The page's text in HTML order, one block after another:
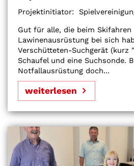
Projektinitiator:
Gut für alle, die beim Skifahren
Lawinenausrüstung bei sich
Verschütteten-Suchgerät (kurz
Schaufel und eine Suchsonde.
Notfallausrüstung doch...
weiterlesen